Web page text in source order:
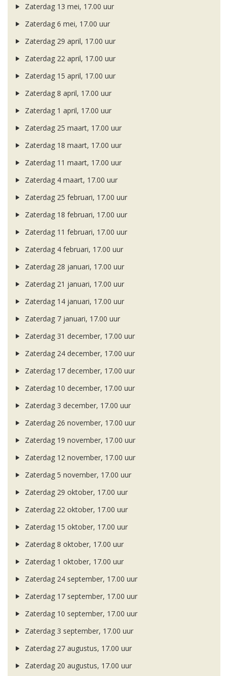
Zaterdag 13 mei, 17.00 uur
Zaterdag 6 mei, 17.00 uur
Zaterdag 29 april, 17.00 uur
Zaterdag 22 april, 17.00 uur
Zaterdag 15 april, 17.00 uur
Zaterdag 8 april, 17.00 uur
Zaterdag 1 april, 17.00 uur
Zaterdag 25 maart, 17.00 uur
Zaterdag 18 maart, 17.00 uur
Zaterdag 11 maart, 17.00 uur
Zaterdag 4 maart, 17.00 uur
Zaterdag 25 februari, 17.00 uur
Zaterdag 18 februari, 17.00 uur
Zaterdag 11 februari, 17.00 uur
Zaterdag 4 februari, 17.00 uur
Zaterdag 28 januari, 17.00 uur
Zaterdag 21 januari, 17.00 uur
Zaterdag 14 januari, 17.00 uur
Zaterdag 7 januari, 17.00 uur
Zaterdag 31 december, 17.00 uur
Zaterdag 24 december, 17.00 uur
Zaterdag 17 december, 17.00 uur
Zaterdag 10 december, 17.00 uur
Zaterdag 3 december, 17.00 uur
Zaterdag 26 november, 17.00 uur
Zaterdag 19 november, 17.00 uur
Zaterdag 12 november, 17.00 uur
Zaterdag 5 november, 17.00 uur
Zaterdag 29 oktober, 17.00 uur
Zaterdag 22 oktober, 17.00 uur
Zaterdag 15 oktober, 17.00 uur
Zaterdag 8 oktober, 17.00 uur
Zaterdag 1 oktober, 17.00 uur
Zaterdag 24 september, 17.00 uur
Zaterdag 17 september, 17.00 uur
Zaterdag 10 september, 17.00 uur
Zaterdag 3 september, 17.00 uur
Zaterdag 27 augustus, 17.00 uur
Zaterdag 20 augustus, 17.00 uur